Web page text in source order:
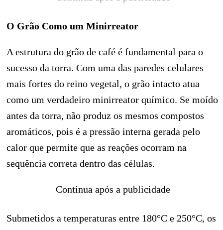
O Grão Como um Minirreator
A estrutura do grão de café é fundamental para o
sucesso da torra. Com uma das paredes celulares
mais fortes do reino vegetal, o grão intacto atua
como um verdadeiro minirreator químico. Se moído
antes da torra, não produz os mesmos compostos
aromáticos, pois é a pressão interna gerada pelo
calor que permite que as reações ocorram na
sequência correta dentro das células.
Continua após a publicidade
Submetidos a temperaturas entre 180°C e 250°C, os